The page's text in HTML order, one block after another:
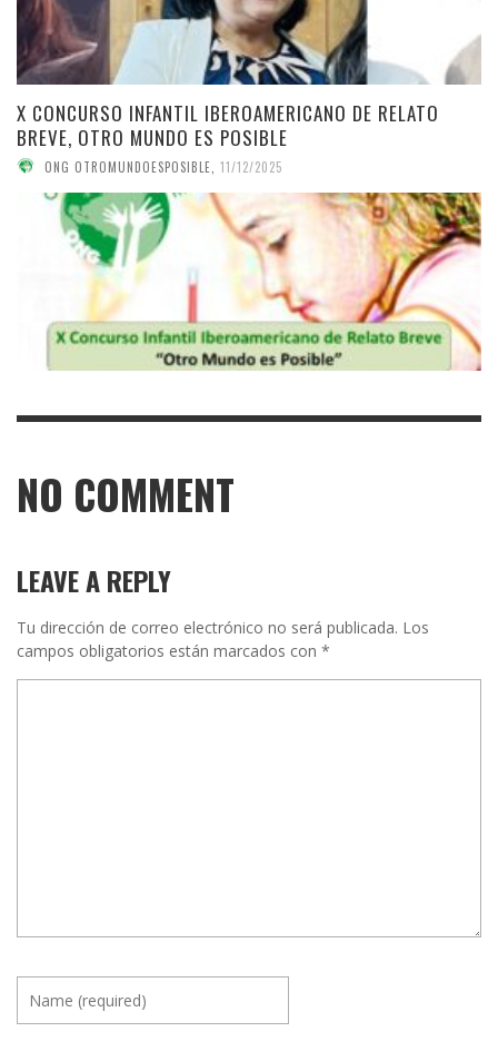
X CONCURSO INFANTIL IBEROAMERICANO DE RELATO
BREVE, OTRO MUNDO ES POSIBLE
ONG OTROMUNDOESPOSIBLE 11/12/2025
NO COMMENT
LEAVE A REPLY
Tu dirección de correo electrónico no será publicada. Los
campos obligatorios están marcados con *